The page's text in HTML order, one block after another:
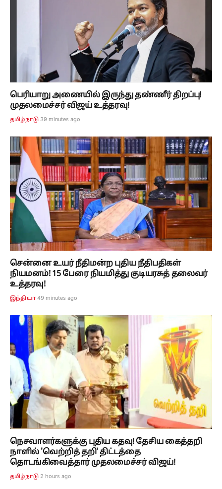
பெரியாறு அணையில் இருந்து தண்ணீர் திறப்பு!
முதலமைச்சர் விஜய் உத்தரவு!
தமிழ்நாடு 39 minutes ago
சென்னை உயர் நீதிமன்ற புதிய நீதிபதிகள்
நியமனம்! 15 பேரை நியமித்து குடியரசுத் தலைவர்
உத்தரவு!
இந்தியா 49 minutes ago
நெசவாளர்களுக்கு புதிய கதவு! தேசிய கைத்தறி
நாளில் 'வெற்றித் தறி' திட்டத்தை
தொடங்கிவைத்தார் முதலமைச்சர் விஜய்!
தமிழ்நாடு 2 hours ago